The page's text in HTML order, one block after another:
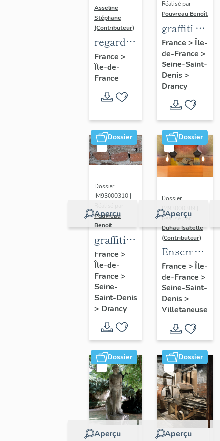
Asseline
Stéphane
(Contributeur)
regard
photographique
sur les
paysages
de la
de
France.
France >
Île-de-
France
Réalisé par
Pouvreau Benoît
graffiti de
chambrée
sur
revers de
façade
France > Île-
de-France >
Seine-Saint-
Denis>
Drancy
Dossier
Aperçu
Dossier
IM93000310 |
Pouvreau
Benoît
graffiti
sur murs
et
charpentes
des
"caves-
prisons
France >
Île-de-
France >
Seine-
Saint-Denis
> Drancy
Dossier
Aperçu
Dossier
IM93000389 |
Réalisé par
Duhau Isabelle
(Contributeur)
Ensemble
de deux
décors
France > Île-
de-France >
Seine-Saint-
Denis>
Villetaneuse
Dossier
Aperçu
Dossier
Aperçu